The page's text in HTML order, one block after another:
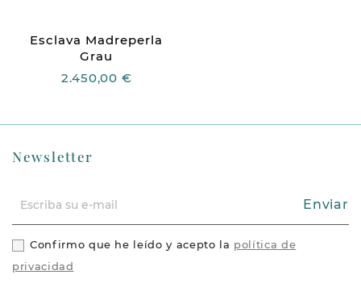
Esclava Madreperla
Grau
2.450,00 €
Newsletter
Enviar
Confirmo que he leído y acepto la política de
privacidad